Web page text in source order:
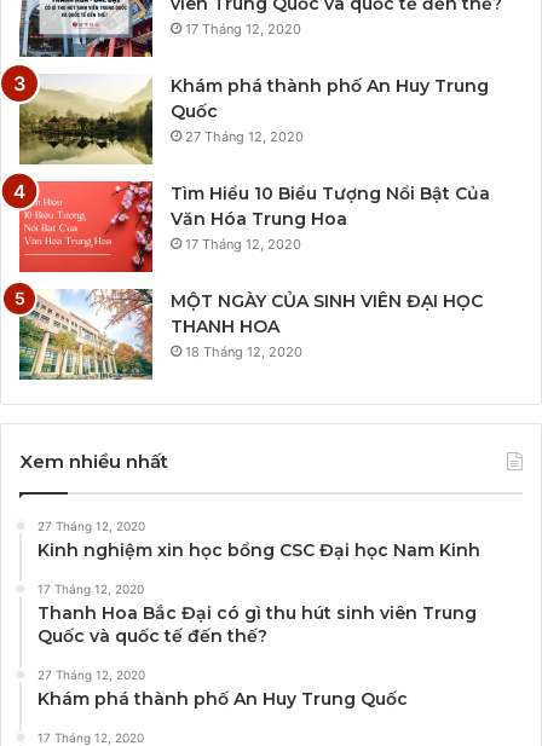
17 Tháng 12, 2020
Khám phá thành phố An Huy Trung
Quốc
27 Tháng 12, 2020
Tìm Hiểu 10 Biểu Tượng Nổi Bật Của
Văn Hóa Trung Hoa
17 Tháng 12, 2020
MỘT NGÀY CỦA SINH VIÊN ĐẠI HỌC
THANH HOA
18 Tháng 12, 2020
Xem nhiều nhất
27 Tháng 12, 2020
Kinh nghiệm xin học bổng CSC Đại học Nam Kinh
17 Tháng 12, 2020
Thanh Hoa Bắc Đại có gì thu hút sinh viên Trung
Quốc và quốc tế đến thế?
27 Tháng 12, 2020
Khám phá thành phố An Huy Trung Quốc
17 Tháng 12, 2020